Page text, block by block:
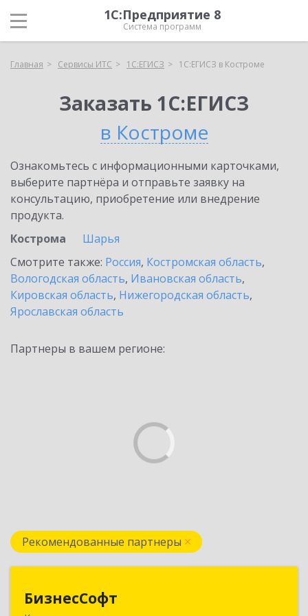
1С:Предприятие 8
Система программ
Главная Сервисы ИТС 1С:ЕГИСЗ 1С:ЕГИСЗ в Костроме
Заказать 1С:ЕГИСЗ
в Костроме
Ознакомьтесь с информационными карточками,
выберите партнёра и отправьте заявку на
консультацию, приобретение или внедрение
продукта.
Кострома
Шарья
Смотрите также: Россия, Костромская область,
Вологодская область, Ивановская область,
Кировская область, Нижегородская область,
Ярославская область
Партнеры в вашем регионе:
Рекомендованные партнеры
БизнесСофт